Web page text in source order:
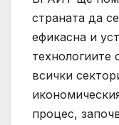
страната да
ефикасна и
технологиите
всички
процес,